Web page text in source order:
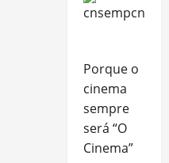
Porque o
cinema
sempre
será “O
Cinema”